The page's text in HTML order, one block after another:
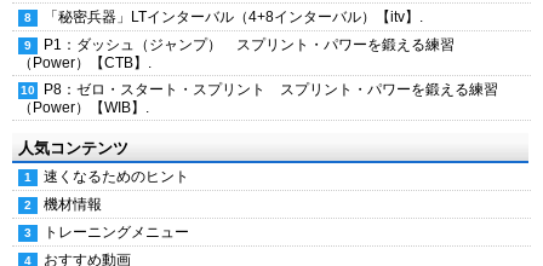
「秘密兵器」LTインターバル（4+8インターバル）【itv】.
P1：ダッシュ（ジャンプ） スプリント・パワーを鍛える練習
（Power）【CTB】.
P8：ゼロ・スタート・スプリント スプリント・パワーを鍛える練習
（Power）【WIB】.
人気コンテンツ
速くなるためのヒント
機材情報
トレーニングメニュー
おすすめ動画